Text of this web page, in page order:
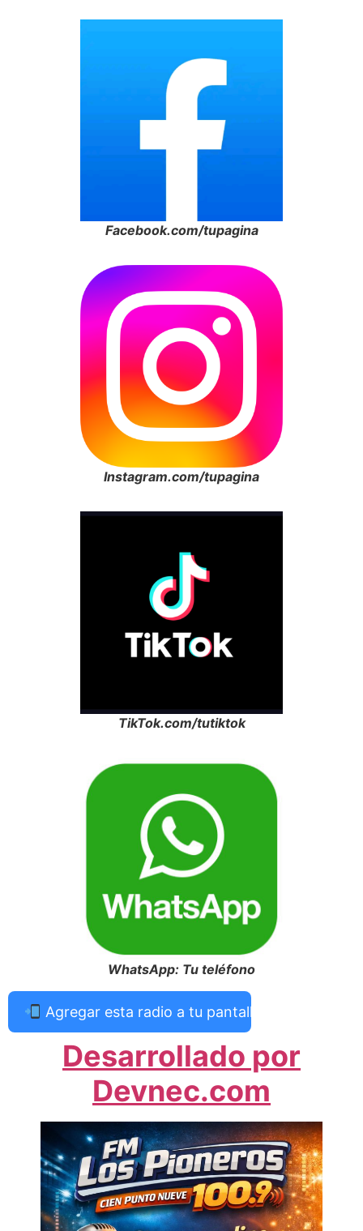
Facebook.com/tupagina
Instagram.com/tupagina
TikTok.com/tutiktok
WhatsApp: Tu teléfono
Agregar esta radio a tu pantalla de inicio
Desarrollado por
Devnec.com